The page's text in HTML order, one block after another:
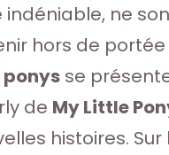
ne
hors de
ponys se
de My Little
histoires.